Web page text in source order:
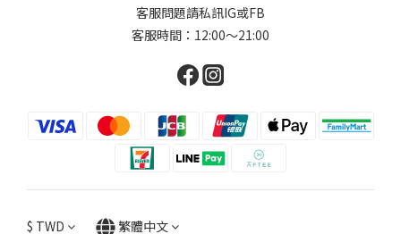
客服問題請私訊IG或FB
客服時間：12:00～21:00
$ TWD 繁體中文